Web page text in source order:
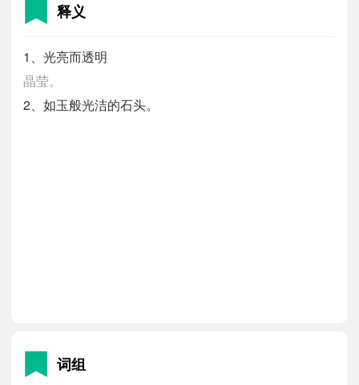
释义
1、光亮而透明
晶莹。
2、如玉般光洁的石头。
词组